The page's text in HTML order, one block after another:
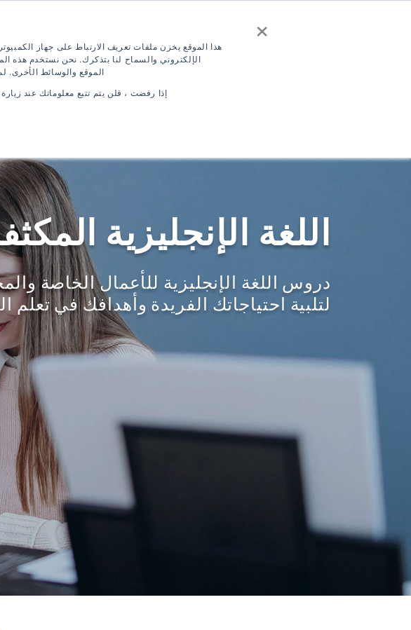
×
هذا الموقع يخزن ملفات تعريف الارتباط على جهاز
الإلكتروني والسماح لنا بتذكرك. نحن نستخدم هذه
الموقع والوسائط الأخرى.
إذا رفضت ، فلن يتم تتبع معلوماتك عند
اللغة الإنجليزية
دروس اللغة الإنجليزية للأعمال الخاصة
لتلبية احتياجاتك الفريدة وأهدافك في تعلم